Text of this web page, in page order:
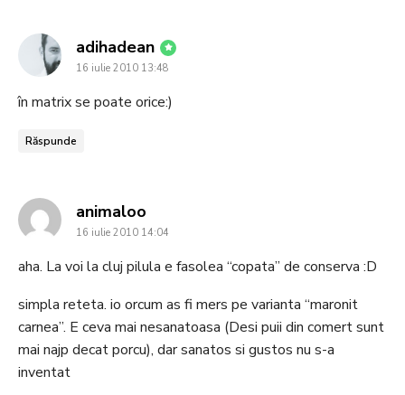
adihadean says:
16 iulie 2010 13:48
în matrix se poate orice:)
Răspunde
animaloo
16 iulie 2010 14:04
aha. La voi la cluj pilula e fasolea “copata” de conserva :D
simpla reteta. io orcum as fi mers pe varianta “maronit
carnea”. E ceva mai nesanatoasa (Desi puii din comert sunt
mai najp decat porcu), dar sanatos si gustos nu s-a
inventat